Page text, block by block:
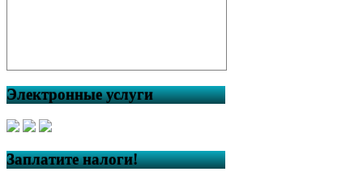
Электронные услуги
Заплатите налоги!